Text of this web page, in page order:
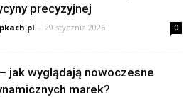
precyzyjnej
- 29 stycznia 2026 0
jak wyglądają nowoczesne
marek?